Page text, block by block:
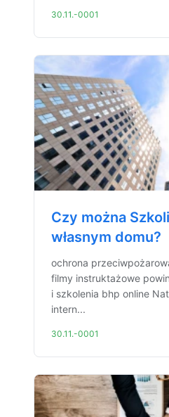
30.11.-0001
Czy można
własnym domu?
ochrona
filmy instruktażowe
i szkolenia bhp online
intern...
30.11.-0001